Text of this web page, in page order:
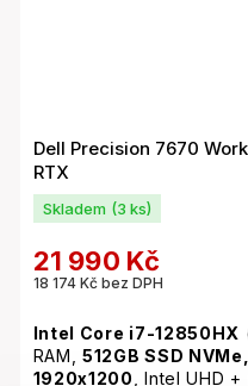
Dell Precision 7670
RTX
Skladem (3 ks)
18 174 Kč bez DPH
21 990 Kč
Intel Core i7-12850HX
RAM, 512GB SSD
1920x1200
, Intel UHD +